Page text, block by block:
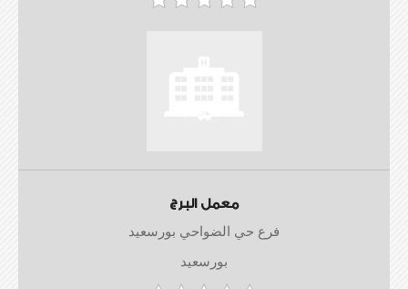
معمل البرج
فرع حي الضواحي بورسعيد
بورسعيد